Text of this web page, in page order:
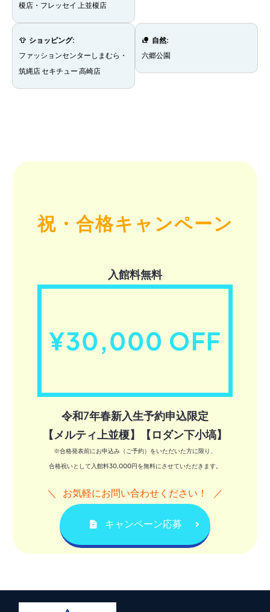
榎店・フレッセイ 上並榎店
ショッピング:
ファッションセンターしまむら・
筑縄店 セキチュー 高崎店
自然:
六郷公園
祝・合格キャンペーン
入館料無料
¥30,000 OFF
令和7年春新入生予約申込限定
【メルティ上並榎】【ロダン下小塙】
※合格発表前にお申込み（ご予約）をいただいた方に限り、
合格祝いとして入館料30,000円を無料にさせていただきます。
お気軽にお問い合わせください！
キャンペーン応募